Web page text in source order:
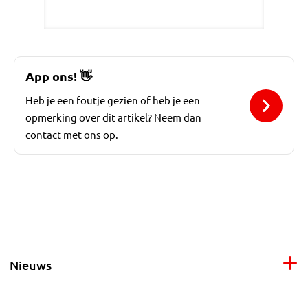
App ons!👋
Heb je een foutje gezien of heb je een
opmerking over dit artikel? Neem dan
contact met ons op.
Nieuws